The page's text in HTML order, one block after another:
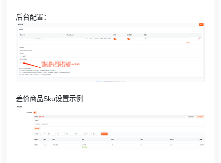
后台配置：
差价商品Sku设置示例: